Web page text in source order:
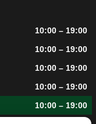
10:00 – 19:00
10:00 – 19:00
10:00 – 19:00
10:00 – 19:00
10:00 – 19:00